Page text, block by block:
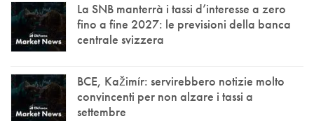
La SNB manterrà i tassi d’interesse a zero
fino a fine 2027: le previsioni della banca
centrale svizzera
BCE, Kažimír: servirebbero notizie molto
convincenti per non alzare i tassi a
settembre